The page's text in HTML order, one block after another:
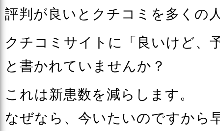
評判が良いとクチコミを多くの
クチコミサイトに「良いけど、
と書かれていませんか？
これは新患数を減らします。
なぜなら、今いたいのですから